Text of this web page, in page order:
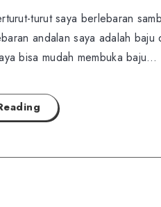
turut saya berlebaran
andalan saya adalah
bisa mudah membuka baju…